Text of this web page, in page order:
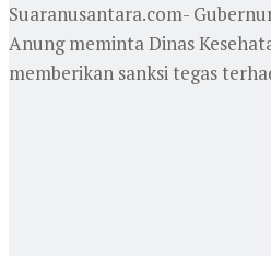
Suaranusantara.com-
Anung meminta Dinas
memberikan sanksi tegas